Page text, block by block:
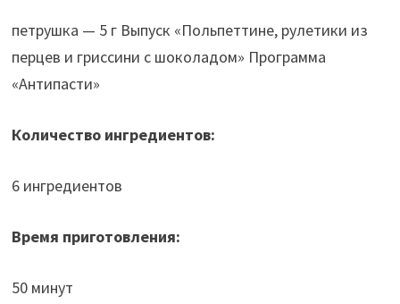
петрушка — 5 г Выпуск «Польпеттине, рулетики из
перцев и гриссини с шоколадом» Программа
«Антипасти»
Количество ингредиентов:
6 ингредиентов
Время приготовления:
50 минут